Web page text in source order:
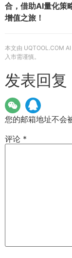
合，借助AI量化策
增值之旅！
本文由 UQTOOL.COM
入市需谨慎。
发表回复
您的邮箱地址不会
评论 *